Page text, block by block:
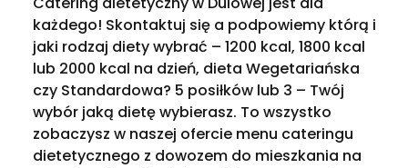
każdego! Skontaktuj się a podpowiemy którą i
jaki rodzaj diety wybrać – 1200 kcal, 1800 kcal
lub 2000 kcal na dzień, dieta Wegetariańska
czy Standardowa? 5 posiłków lub 3 – Twój
wybór jaką dietę wybierasz. To wszystko
zobaczysz w naszej ofercie menu cateringu
dietetycznego z dowozem do mieszkania na